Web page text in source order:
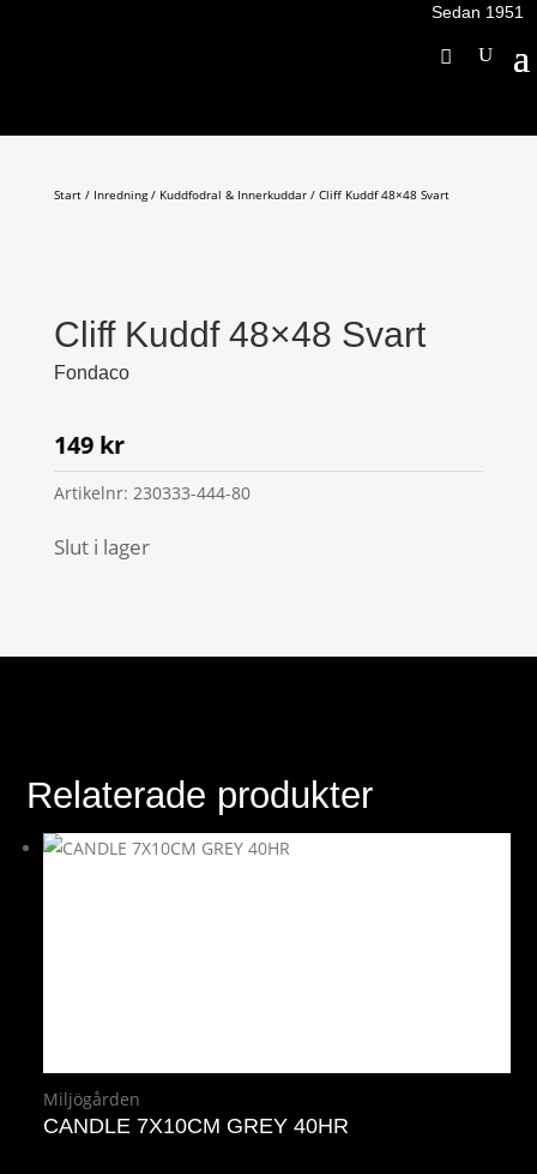
Sedan 1951
Start/ Inredning/ Kuddfodral & Innerkuddar/ Cliff Kuddf 48×48 Svart
Cliff Kuddf 48×48 Svart
Fondaco
149 kr
Artikelnr: 230333-444-80
Slut i lager
Relaterade produkter
Miljögården
CANDLE 7X10CM GREY 40HR